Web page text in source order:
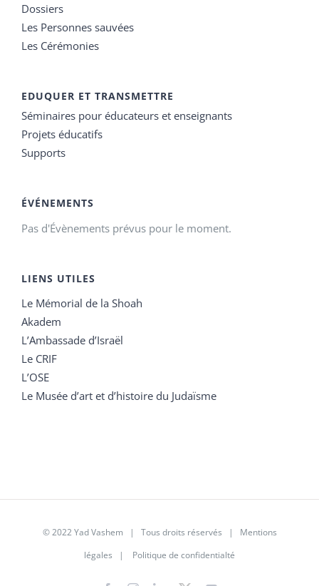
Dossiers
Les Personnes sauvées
Les Cérémonies
EDUQUER ET TRANSMETTRE
Séminaires pour éducateurs et enseignants
Projets éducatifs
Supports
ÉVÉNEMENTS
Pas d'Évènements prévus pour le moment.
LIENS UTILES
Le Mémorial de la Shoah
Akadem
L’Ambassade d’Israël
Le CRIF
L’OSE
Le Musée d’art et d’histoire du Judaïsme
© 2022 Yad Vashem | Tous droits réservés | Mentions
légales | Politique de confidentialté